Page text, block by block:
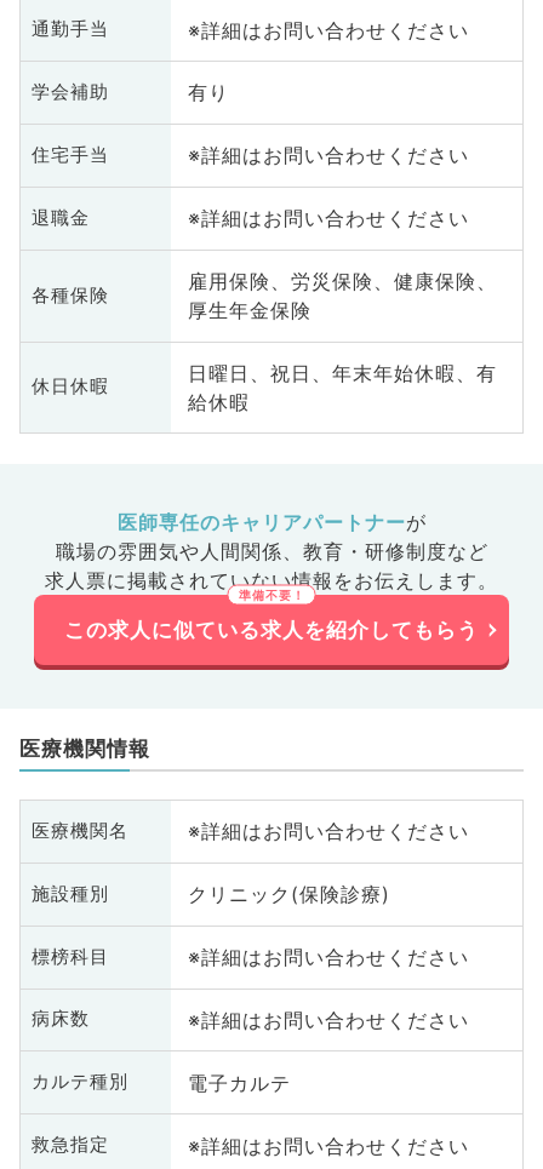
科、腎
科、外
、美容
、救急
医学
形外
医、脊
通勤手当 ※詳細はお問い合わせください
学会補助 有り
住宅手当 ※詳細はお問い合わせください
退職金 ※詳細はお問い合わせください
各種保険
雇用保険、労災保険、健康保険、
厚生年金保険
休日休暇
日曜日、祝日、年末年始休暇、有
給休暇
医師専任のキャリアパートナーが
職場の雰囲気や人間関係、 教育・研修制度など
求人票に掲載されていない情報をお伝えします。
この求人に似ている求人を紹介してもらう
医療機関情報
医療機関名 ※詳細はお問い合わせください
施設種別 クリニック(保険診療)
標榜科目 ※詳細はお問い合わせください
病床数 ※詳細はお問い合わせください
カルテ種別 電子カルテ
救急指定 ※詳細はお問い合わせください